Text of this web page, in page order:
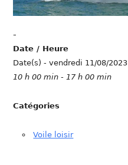
-
Date / Heure
Date(s) - vendredi 11/08/2023
10 h 00 min - 17 h 00 min
Catégories
Voile loisir